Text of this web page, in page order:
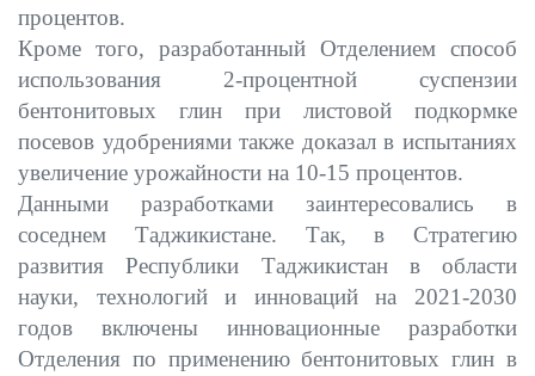
процентов.
Кроме того, разработанный Отделением способ
использования 2-процентной суспензии
бентонитовых глин при листовой подкормке
посевов удобрениями также доказал в испытаниях
увеличение урожайности на 10-15 процентов.
Данными разработками заинтересовались в
соседнем Таджикистане. Так, в Стратегию
развития Республики Таджикистан в области
науки, технологий и инноваций на 2021-2030
годов включены инновационные разработки
Отделения по применению бентонитовых глин в